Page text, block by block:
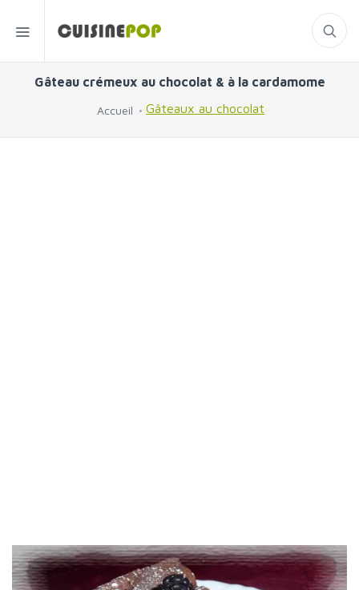
Gâteau crémeux au chocolat & à la cardamome
Accueil Gâteaux au chocolat